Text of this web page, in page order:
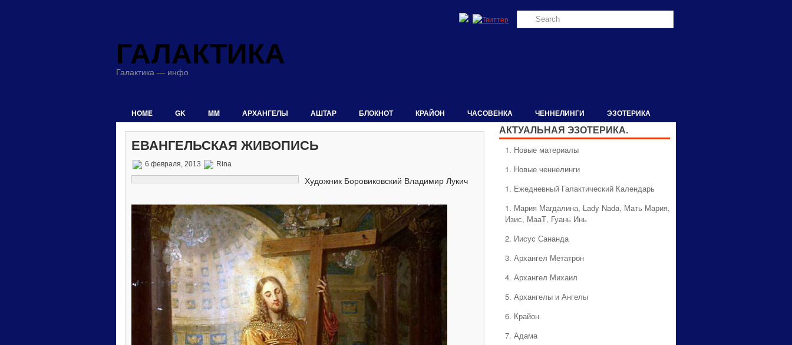
ГАЛАКТИКА
Галактика — инфо
HOME GK MM АРХАНГЕЛЫ АШТАР БЛОКНОТ КРАЙОН ЧАСОВЕНКА ЧЕННЕЛИНГИ ЭЗОТЕРИКА
ЕВАНГЕЛЬСКАЯ ЖИВОПИСЬ
6 февраля, 2013 Rina
Художник Боровиковский Владимир Лукич
АКТУАЛЬНАЯ ЭЗОТЕРИКА.
1. Hовые материалы
1. Hовые ченнелинги
1. Ежедневный Галактический Календарь
1. Мария Магдалина, Lady Nada, Мать Мария,
Изис, МааТ, Гуань Инь
2. Иисус Сананда
3. Архангел Метатрон
4. Архангел Михаил
5. Архангелы и Ангелы
6. Крайон
7. Адама